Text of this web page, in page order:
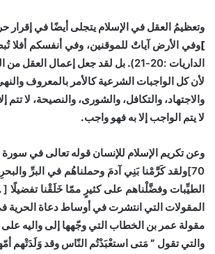
وتعظيمُ العقل في الإسلام يتجلى أيضًا في إقرار
]وفي الأرض آياتٌ للموقنين، وفي أنفسكم أفلا
الداريات :20-21)
. بل لقد جعل إعمال العقل من
لأن كل الواجبات الشرعية كالأمر بالمعروف
والاجتهاد، والتكافل، والشورى، والنصيحة، لا تتم
لا يتم الواجب إلا به فهو واجب.
وعن تكريم الإسلام للإنسان قوله تعالى في سورة
70
]ولقد كَرَّمْنا بَنِي آدمَ وحملناهُم في البرِّ
الطيِّبات وفضَّلْناهم على كثيرٍ ممّا خَلَقْنا تفضيلًا [
المقولات التي انتشرت في أوساط دعاة الحرية
مقولة عمر بن الخطاب التي وجّهها إلى واليه
والتي تقول ” مَتى استعْبَدْتُم النّاس وقد وَلَدَتْهم